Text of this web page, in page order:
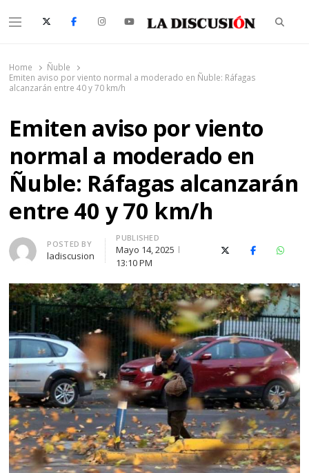
Menu
Home
Ñuble
Emiten aviso por viento normal a moderado en Ñuble: Ráfagas
alcanzarán entre 40 y 70 km/h
Emiten aviso por viento
normal a moderado en
Ñuble: Ráfagas alcanzarán
entre 40 y 70 km/h
Author
POSTED BY
ladiscusion
PUBLISHED
Mayo 14, 2025
13:10 PM
X (Twitter)Facebook